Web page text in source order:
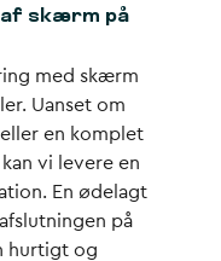
skærm på
med skærm
Uanset om
en komplet
vi levere en
En ødelagt
på
hurtigt og